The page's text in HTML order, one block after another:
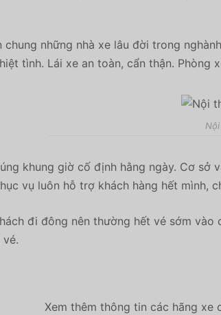
chung những nhà xe lâu đời trong
tình. Lái xe an toàn, cẩn thận. Phòng
khung giờ cố định hằng ngày. Cơ
vụ luôn hỗ trợ khách hàng hết mình,
đi đông nên thường hết vé sớm
Xem thêm thông tin các hãng xe